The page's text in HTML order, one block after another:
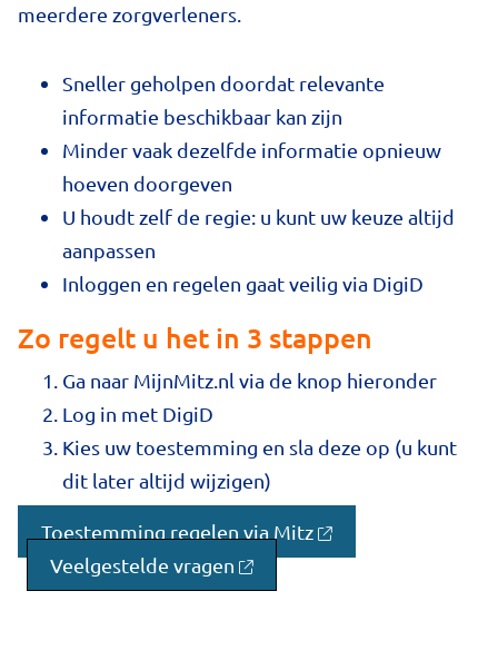
meerdere zorgverleners.
Sneller geholpen doordat relevante
informatie beschikbaar kan zijn
Minder vaak dezelfde informatie opnieuw
hoeven doorgeven
U houdt zelf de regie: u kunt uw keuze altijd
aanpassen
Inloggen en regelen gaat veilig via DigiD
Zo regelt u het in 3 stappen
Ga naar MijnMitz.nl via de knop hieronder
Log in met DigiD
Kies uw toestemming en sla deze op (u kunt
dit later altijd wijzigen)
Toestemming regelen via Mitz
Veelgestelde vragen